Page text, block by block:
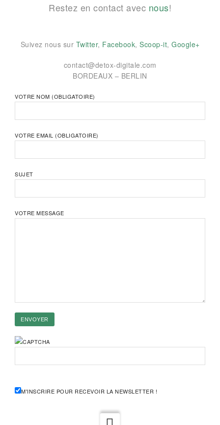
Restez en contact avec nous!
Suivez nous sur Twitter, Facebook, Scoop-it, Google+
contact@detox-digitale.com
BORDEAUX – BERLIN
VOTRE NOM (OBLIGATOIRE)
VOTRE EMAIL (OBLIGATOIRE)
SUJET
VOTRE MESSAGE
M'INSCRIRE POUR RECEVOIR LA NEWSLETTER !